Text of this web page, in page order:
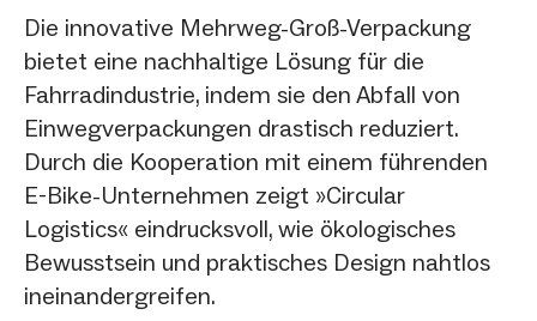
Die innovative Mehrweg-Groß-Verpackung
bietet eine nachhaltige Lösung für die
Fahrradindustrie, indem sie den Abfall von
Einwegverpackungen drastisch reduziert.
Durch die Kooperation mit einem führenden
E-Bike-Unternehmen zeigt »Circular
Logistics« eindrucksvoll, wie ökologisches
Bewusstsein und praktisches Design nahtlos
ineinandergreifen.